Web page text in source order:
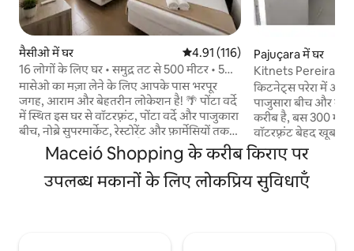
मैसीओ में घर औसत रेटिंग 5 में से 4.91, 116 समीक्षाएँ
4.91 (116)
16 लोगों के लिए घर • समुद्र तट से 500 मीटर • 5
बेडरूम
मासेओ का मज़ा लेने के लिए आपके पास भरपूर
जगह, आराम और बेहतरीन लोकेशन है! 🌴 पोंटा वर्दे
में स्थित इस घर से वॉटरफ़्रंट, पोंटा वर्दे और पाजुकारा
बीच, नोब्रे सुपरमार्केट, रेस्टोरेंट और फ़ार्मेसियों तक
आसानी से पहुँचा जा सकता है ✅ बढ़िया हालत में
मौजूद विशाल, हवादार घर ✅ ध्यान से सेवा देना ✅
साफ़-सुथरा परिवेश एयर कंडीशनिंग वाले ✅ 5
बेडरूम ✅ 3 पूरे बाथरूम ✅ बढ़िया क्वालिटी का वाई-
Pajuçara में घर
Kitnets Pereira -
Maceió - AL
किटनेट्स परेरा में आपका
पाजुसारा बीच और
करीब है, बस 300 मीटर की
वॉटरफ़्रंट बेहद
चाहिए! सुखद वातावरण, आरामदायक बिस्तर,
सुसज्जित रसोई और बहुत
स्टूडियो अपार्टमेंट के
दुकान, फ़ार्मेसी,
Maceió Shopping के करीब किराए पर
उपलब्ध मकानों के लिए लोकप्रिय सुविधाएँ